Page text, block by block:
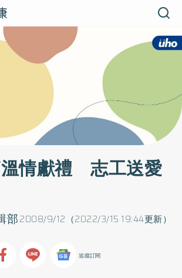
情獻禮 志工送愛
2008/9/12（2022/3/15 19:44更新）
部
追蹤訂閱